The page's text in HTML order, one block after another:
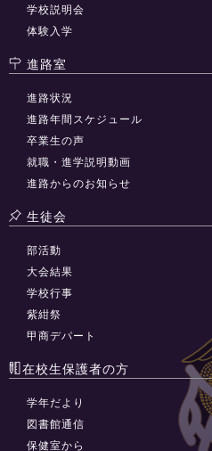
学校説明会
体験入学
進路室
進路状況
進路年間スケジュール
卒業生の声
就職・進学説明動画
進路からのお知らせ
生徒会
部活動
大会結果
学校行事
紫紺祭
甲商デパート
在校生保護者の方
学年だより
図書館通信
保健室から